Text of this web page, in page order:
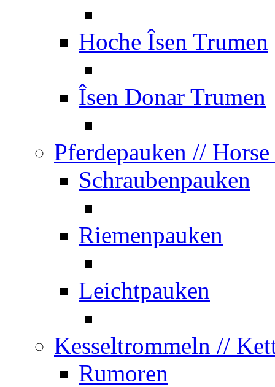
Hoche Îsen Trumen
Îsen Donar Trumen
Pferdepauken //
Schraubenpauken
Riemenpauken
Leichtpauken
Kesseltrommeln //
Rumoren